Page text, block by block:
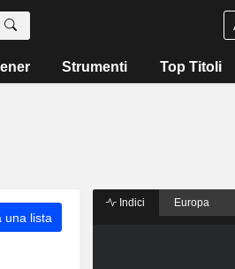
Strumenti Top Titoli
una lista
Indici Europa